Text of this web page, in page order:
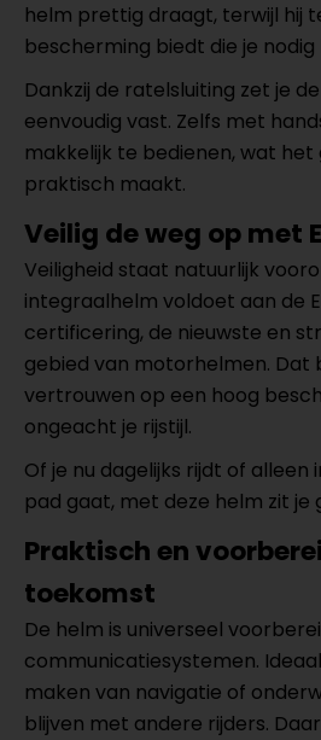
helm prettig draagt, terwijl hij
bescherming biedt die je nodig
Dankzij de ratelsluiting zet je
eenvoudig vast. Zelfs met
makkelijk te bedienen, wat
praktisch maakt.
Veilig de weg op met
Veiligheid staat natuurlijk
integraalhelm voldoet aan de
certificering, de nieuwste en
gebied van motorhelmen. Dat
vertrouwen op een hoog
ongeacht je rijstijl.
Of je nu dagelijks rijdt of alleen
pad gaat, met deze helm zit je
Praktisch en
toekomst
De helm is universeel
communicatiesystemen.
maken van navigatie of
blijven met andere rijders.